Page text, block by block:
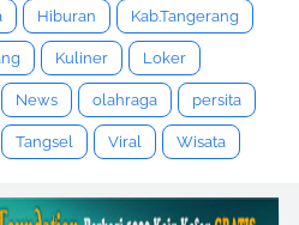
Hiburan Kab.Tangerang
Kuliner Loker
News olahraga persita
Tangsel Viral Wisata